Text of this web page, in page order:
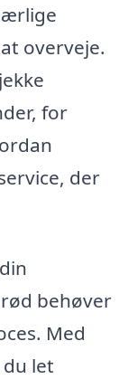
overveje.
for
der
behøver
Med
let